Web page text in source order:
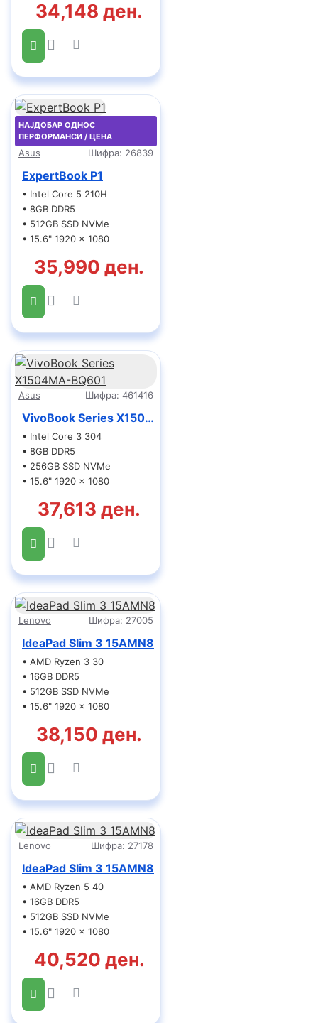
34,148 ден.
НАЈДОБАР ОДНОС
ПЕРФОРМАНСИ / ЦЕНА
Asus Шифра: 26839
ExpertBook P1
• Intel Core 5 210H
• 8GB DDR5
• 512GB SSD NVMe
• 15.6" 1920 x 1080
35,990 ден.
Asus Шифра: 461416
VivoBook Series X1504MA-BQ601
• Intel Core 3 304
• 8GB DDR5
• 256GB SSD NVMe
• 15.6" 1920 x 1080
37,613 ден.
Lenovo Шифра: 27005
IdeaPad Slim 3 15AMN8
• AMD Ryzen 3 30
• 16GB DDR5
• 512GB SSD NVMe
• 15.6" 1920 x 1080
38,150 ден.
Lenovo Шифра: 27178
IdeaPad Slim 3 15AMN8
• AMD Ryzen 5 40
• 16GB DDR5
• 512GB SSD NVMe
• 15.6" 1920 x 1080
40,520 ден.